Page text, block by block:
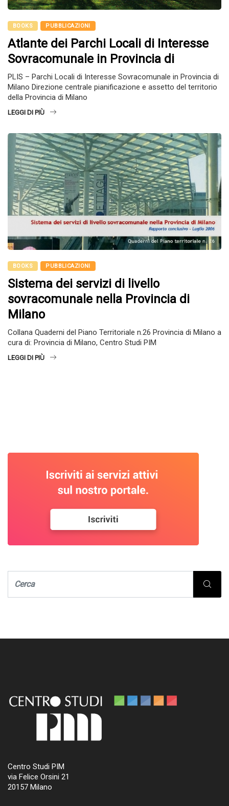
BOOKS PUBBLICAZIONI
Atlante dei Parchi Locali di Interesse
Sovracomunale in Provincia di
PLIS – Parchi Locali di Interesse Sovracomunale in Provincia di
Milano Direzione centrale pianificazione e assetto del territorio
della Provincia di Milano
LEGGI DI PIÙ
BOOKS PUBBLICAZIONI
Sistema dei servizi di livello
sovracomunale nella Provincia di
Milano
Collana Quaderni del Piano Territoriale n.26 Provincia di Milano a
cura di: Provincia di Milano, Centro Studi PIM
LEGGI DI PIÙ
Centro Studi PIM
via Felice Orsini 21
20157 Milano